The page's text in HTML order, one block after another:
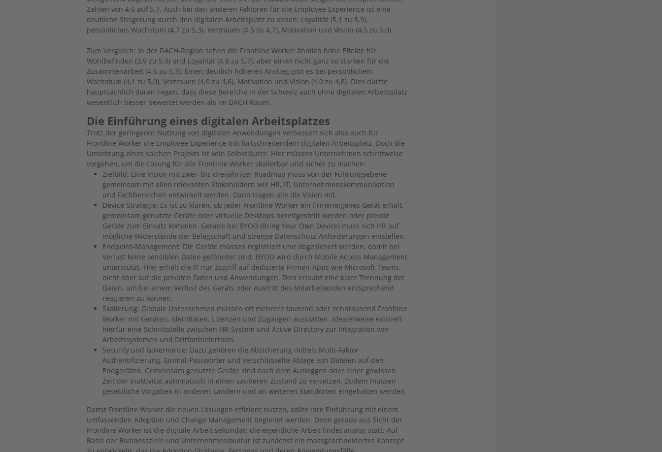
Zahlen von 4,6 auf 5,7. Auch bei den anderen Faktoren für die Employee Experience ist eine
deutliche Steigerung durch den digitalen Arbeitsplatz zu sehen: Loyalität (5,1 zu 5,9),
persönliches Wachstum (4,7 zu 5,3), Vertrauen (4,5 zu 4,7), Motivation und Vision (4,5 zu 5,0).
Zum Vergleich: In der DACH-Region sehen die Frontline Worker ähnlich hohe Effekte für
Wohlbefinden (3,9 zu 5,0) und Loyalität (4,8 zu 5,7), aber einen nicht ganz so starken für die
Zusammenarbeit (4,6 zu 5,3). Einen deutlich höheren Anstieg gibt es bei persönlichem
Wachstum (4,1 zu 5,0), Vertrauen (4,0 zu 4,6), Motivation und Vision (4,0 zu 4,8). Dies dürfte
hauptsächlich daran liegen, dass diese Bereiche in der Schweiz auch ohne digitalen Arbeitsplatz
wesentlich besser bewertet werden als im DACH-Raum.
Die Einführung eines digitalen Arbeitsplatzes
Trotz der geringeren Nutzung von digitalen Anwendungen verbessert sich also auch für
Frontline Worker die Employee Experience mit fortschreitendem digitalen Arbeitsplatz. Doch die
Umsetzung eines solchen Projekts ist kein Selbstläufer. Hier müssen Unternehmen schrittweise
vorgehen, um die Lösung für alle Frontline Worker skalierbar und sicher zu machen:
Zielbild: Eine Vision mit zwei- bis dreijähriger Roadmap muss von der Führungsebene
gemeinsam mit allen relevanten Stakeholdern wie HR, IT, Unternehmenskommunikation
und Fachbereichen entwickelt werden. Dann tragen alle die Vision mit.
Device-Strategie: Es ist zu klären, ob jeder Frontline Worker ein firmeneigenes Gerät erhält,
gemeinsam genutzte Geräte oder virtuelle Desktops bereitgestellt werden oder private
Geräte zum Einsatz kommen. Gerade bei BYOD (Bring Your Own Device) muss sich HR auf
mögliche Widerstände der Belegschaft und strenge Datenschutz-Anforderungen einstellen.
Endpoint-Management: Die Geräte müssen registriert und abgesichert werden, damit bei
Verlust keine sensiblen Daten gefährdet sind. BYOD wird durch Mobile Access Management
unterstützt. Hier erhält die IT nur Zugriff auf dedizierte Firmen-Apps wie Microsoft Teams,
nicht aber auf die privaten Daten und Anwendungen. Dies erlaubt eine klare Trennung der
Daten, um bei einem Verlust des Geräts oder Austritt des Mitarbeitenden entsprechend
reagieren zu können.
Skalierung: Globale Unternehmen müssen oft mehrere tausend oder zehntausend Frontline
Worker mit Geräten, Identitäten, Lizenzen und Zugängen ausstatten. Idealerweise existiert
hierfür eine Schnittstelle zwischen HR-System und Active Directory zur Integration von
Arbeitssystemen und Drittanbietertools.
Security und Governance: Dazu gehören die Absicherung mittels Multi-Faktor-
Authentifizierung, Einmal-Passwörter und verschlüsselte Ablage von Dateien auf den
Endgeräten. Gemeinsam genutzte Geräte sind nach dem Ausloggen oder einer gewissen
Zeit der Inaktivität automatisch in einen sauberen Zustand zu versetzen. Zudem müssen
gesetzliche Vorgaben in anderen Ländern und an weiteren Standorten eingehalten werden.
Damit Frontline Worker die neuen Lösungen effizient nutzen, sollte ihre Einführung mit einem
umfassenden Adoption und Change Management begleitet werden. Denn gerade aus Sicht der
Frontline Worker ist die digitale Arbeit sekundär; die eigentliche Arbeit findet analog statt. Auf
Basis der Businessziele und Unternehmenskultur ist zunächst ein massgeschneidertes Konzept